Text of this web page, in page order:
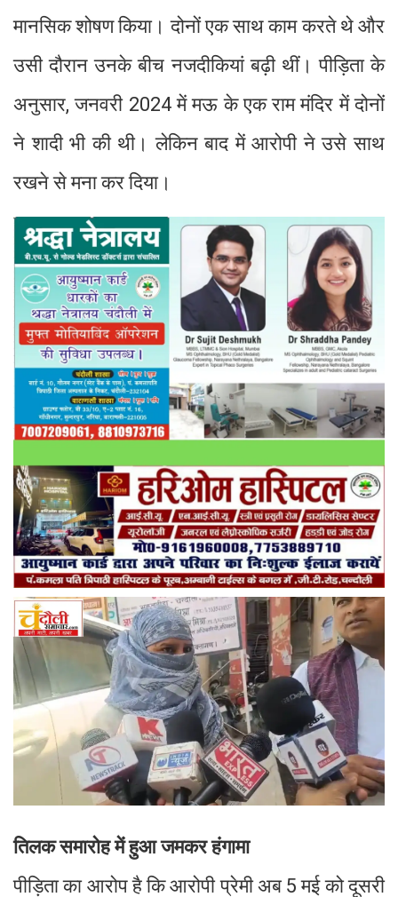
मानसिक शोषण किया। दोनों एक साथ काम करते थे और
उसी दौरान उनके बीच नजदीकियां बढ़ी थीं। पीड़िता के
अनुसार, जनवरी 2024 में मऊ के एक राम मंदिर में दोनों
ने शादी भी की थी। लेकिन बाद में आरोपी ने उसे साथ
रखने से मना कर दिया।
तिलक समारोह में हुआ जमकर हंगामा
पीड़िता का आरोप है कि आरोपी प्रेमी अब 5 मई को दूसरी